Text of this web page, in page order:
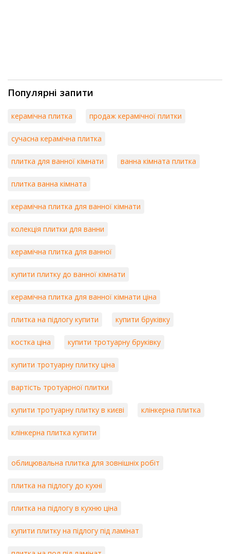
Популярні запити
керамічна плитка продаж керамічної плитки
сучасна керамічна плитка
плитка для ванної кімнати ванна кімната плитка
плитка ванна кімната
керамічна плитка для ванної кімнати
колекція плитки для ванни
керамічна плитка для ванної
купити плитку до ванної кімнати
керамічна плитка для ванної кімнати ціна
плитка на підлогу купити купити бруківку
костка ціна купити тротуарну бруківку
купити тротуарну плитку ціна
вартість тротуарної плитки
купити тротуарну плитку в києві клінкерна плитка
клінкерна плитка купити
облицювальна плитка для зовнішніх робіт
плитка на підлогу до кухні
плитка на підлогу в кухню ціна
купити плитку на підлогу під ламінат